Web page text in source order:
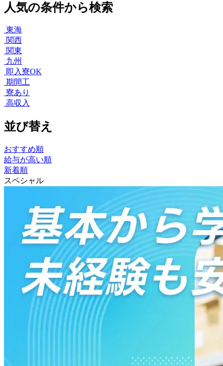
人気の条件から検索
東海
関西
関東
九州
即入寮OK
期間工
寮あり
高収入
並び替え
おすすめ順
給与が高い順
新着順
スペシャル